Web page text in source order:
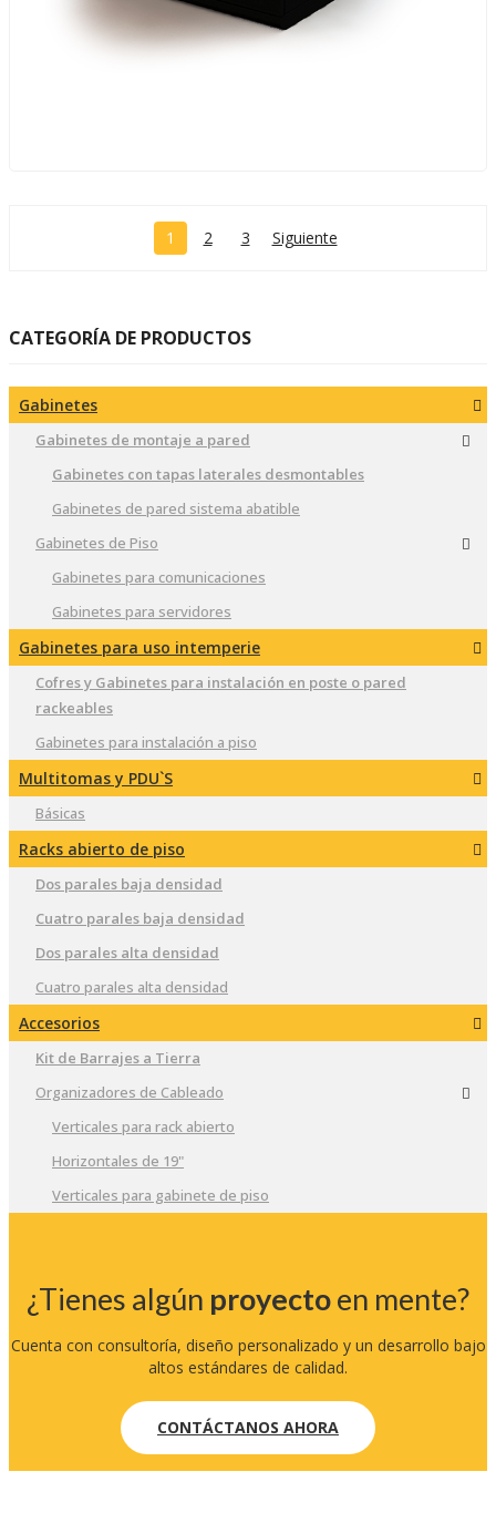
1 2 3 Siguiente
CATEGORÍA DE PRODUCTOS
Gabinetes
Gabinetes de montaje a pared
Gabinetes con tapas laterales desmontables
Gabinetes de pared sistema abatible
Gabinetes de Piso
Gabinetes para comunicaciones
Gabinetes para servidores
Gabinetes para uso intemperie
Cofres y Gabinetes para instalación en poste o pared
rackeables
Gabinetes para instalación a piso
Multitomas y PDU`S
Básicas
Racks abierto de piso
Dos parales baja densidad
Cuatro parales baja densidad
Dos parales alta densidad
Cuatro parales alta densidad
Accesorios
Kit de Barrajes a Tierra
Organizadores de Cableado
Verticales para rack abierto
Horizontales de 19"
Verticales para gabinete de piso
¿Tienes algún proyectoen mente?
Cuenta con consultoría, diseño personalizado y un desarrollo bajo
altos estándares de calidad.
CONTÁCTANOS AHORA